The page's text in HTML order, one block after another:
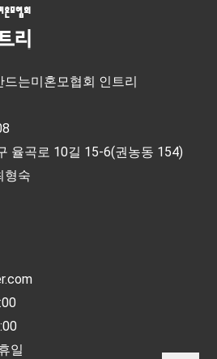
는미혼모협회 인트리
율곡로 10길 15-6(권농동 154)
형숙
일